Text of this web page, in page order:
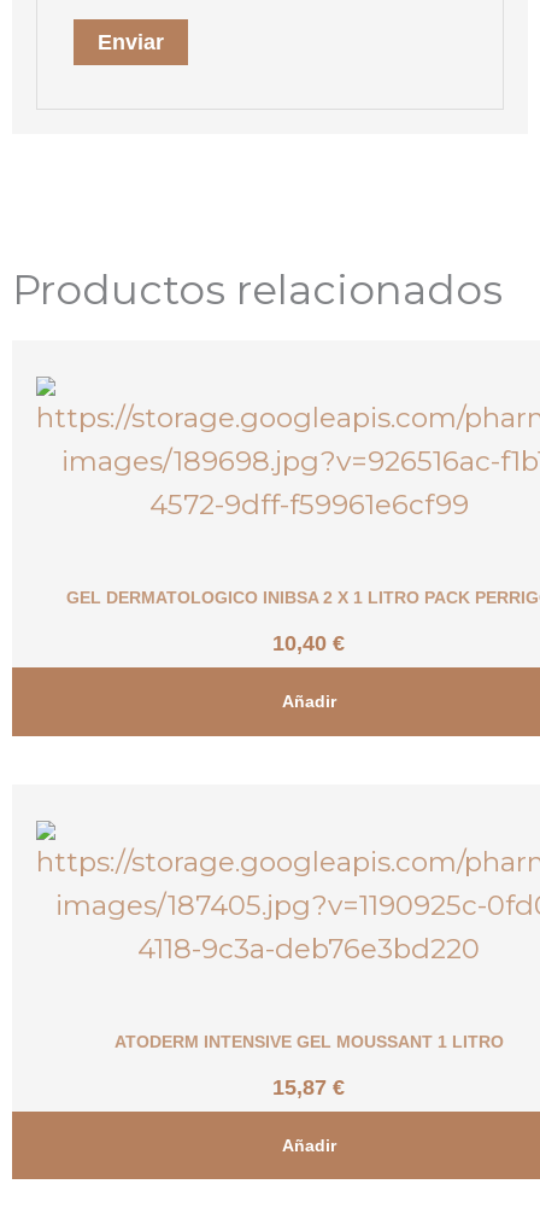
Productos relacionados
GEL DERMATOLOGICO INIBSA 2 X 1 LITRO PACK
10,40 €
Añadir
ATODERM INTENSIVE GEL MOUSSANT 1 LITRO
15,87 €
Añadir